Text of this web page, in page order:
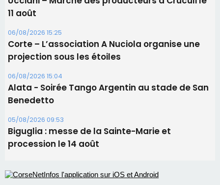
05/08/2026 09:53
Biguglia : messe de la Sainte-Marie et
procession le 14 août
Les plus lus
Éclipse du 12 août : Où s'installer en Corse pour
Satine Nomary est la nouvelle Miss Corse 2026
Éclipse du 12 août : la Corse aux premières loges
d'un spectacle qui ne reviendra pas avant 2081
En Corse, un début de saison marqué par une